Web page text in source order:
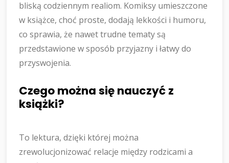
bliską codziennym realiom. Komiksy umieszczone
w książce, choć proste, dodają lekkości i humoru,
co sprawia, że nawet trudne tematy są
przedstawione w sposób przyjazny i łatwy do
przyswojenia.
Czego można się nauczyć z
książki?
To lektura, dzięki której można
zrewolucjonizować relacje między rodzicami a